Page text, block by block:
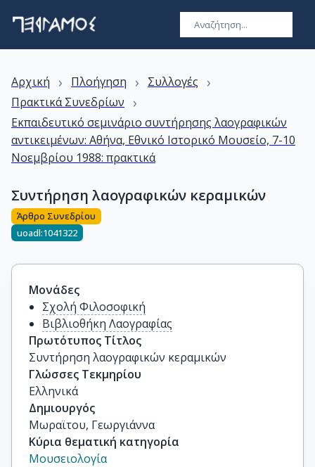
Αρχική › Πλοήγηση › Συλλογές ›
Πρακτικά Συνεδρίων ›
Εκπαιδευτικό σεμινάριο συντήρησης λαογραφικών
αντικειμένων: Αθήνα, Εθνικό Ιστορικό Μουσείο, 7-10
Νοεμβρίου 1988: πρακτικά
Συντήρηση λαογραφικών κεραμικών
Άρθρο Συνεδρίου
uoadl:1041322
Μονάδες
Σχολή Φιλοσοφική
Βιβλιοθήκη Λαογραφίας
Πρωτότυπος Τίτλος
Συντήρηση λαογραφικών κεραμικών
Γλώσσες Τεκμηρίου
Ελληνικά
Δημιουργός
Μωραϊτου, Γεωργιάννα
Κύρια θεματική κατηγορία
Μουσειολογία